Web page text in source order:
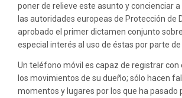
poner de relieve este asunto y concienciar a
las autoridades europeas de Protección de
aprobado el primer dictamen conjunto
especial interés al uso de éstas por parte de
Un teléfono móvil es capaz de registrar con
los movimientos de su dueño; sólo hacen
momentos y lugares por los que ha pasado